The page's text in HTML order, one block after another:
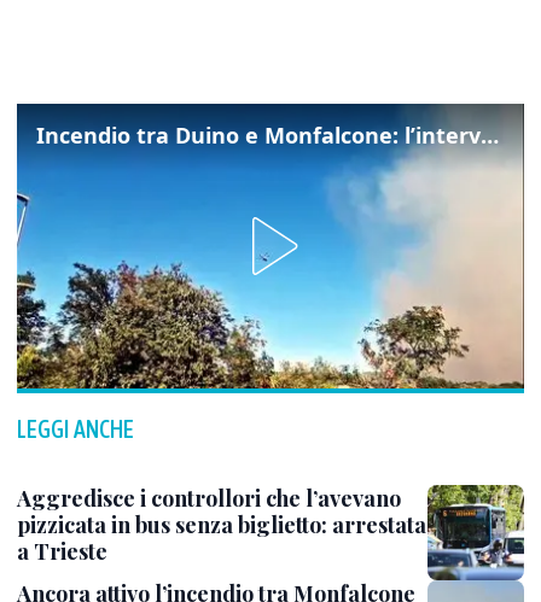
Incendio tra Duino e Monfalcone: l’intervento dei vigili del fuoco
LEGGI ANCHE
Aggredisce i controllori che l’avevano
pizzicata in bus senza biglietto: arrestata
a Trieste
Ancora attivo l’incendio tra Monfalcone